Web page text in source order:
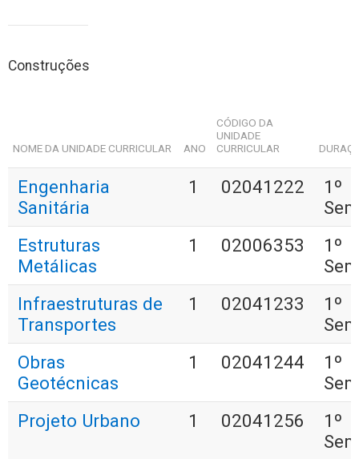
Construções
NOME DA UNIDADE CURRICULAR ANO
CÓDIGO DA
UNIDADE
CURRICULAR
Engenharia
Sanitária
1 02041222
1º
Estruturas
Metálicas
1 02006353
1º
Infraestruturas de
Transportes
1 02041233
1º
Obras
Geotécnicas
1 02041244
1º
Projeto Urbano
1 02041256
1º